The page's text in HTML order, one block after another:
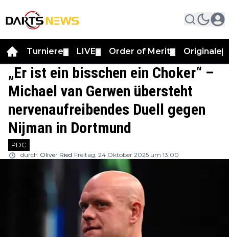
Turniere LIVE Order of Merit Originale
„Er ist ein bisschen ein Choker“ –
Michael van Gerwen übersteht
nervenaufreibendes Duell gegen
Nijman in Dortmund
PDC
durch Oliver Ried Freitag, 24 Oktober 2025 um 13:00